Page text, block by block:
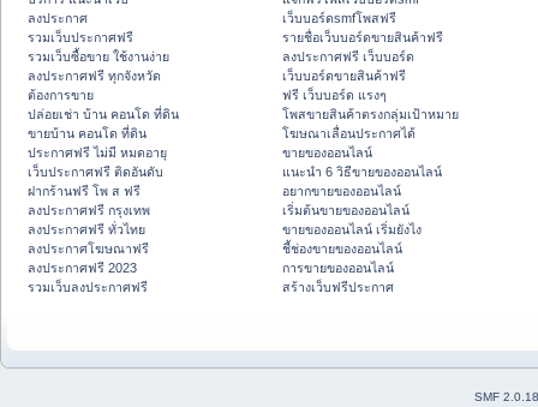
ลงประกาศ
รวมเว็บประกาศฟรี
รวมเว็บซื้อขาย ใช้งานง่าย
ลงประกาศฟรี ทุกจังหวัด
ต้องการขาย
ปล่อยเช่า บ้าน คอนโด ที่ดิน
ขายบ้าน คอนโด ที่ดิน
ประกาศฟรี ไม่มี หมดอายุ
เว็บประกาศฟรี ติดอันดับ
ฝากร้านฟรี โพ ส ฟรี
ลงประกาศฟรี กรุงเทพ
ลงประกาศฟรี ทั่วไทย
ลงประกาศโฆษณาฟรี
ลงประกาศฟรี 2023
รวมเว็บลงประกาศฟรี
เว็บบอร์ดsmfโพสฟรี
รายชื่อเว็บบอร์ดขายสินค้าฟรี
ลงประกาศฟรี เว็บบอร์ด
เว็บบอร์ดขายสินค้าฟรี
ฟรี เว็บบอร์ด แรงๆ
โพสขายสินค้าตรงกลุ่มเป้าหมาย
โฆษณาเลื่อนประกาศได้
ขายของออนไลน์
แนะนำ 6 วิธีขายของออนไลน์
อยากขายของออนไลน์
เริ่มต้นขายของออนไลน์
ขายของออนไลน์ เริ่มยังไง
ชี้ช่องขายของออนไลน์
การขายของออนไลน์
สร้างเว็บฟรีประกาศ
SMF 2.0.18